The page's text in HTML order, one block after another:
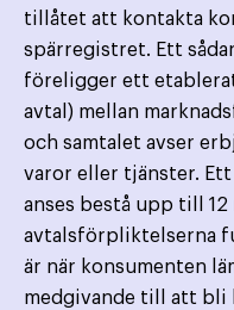
tillåtet att kontakta
spärregistret. Ett
föreligger ett
avtal) mellan
och samtalet avser
varor eller tjänster.
anses bestå upp till
avtalsförpliktelserna
är när konsumenten
medgivande till att bli